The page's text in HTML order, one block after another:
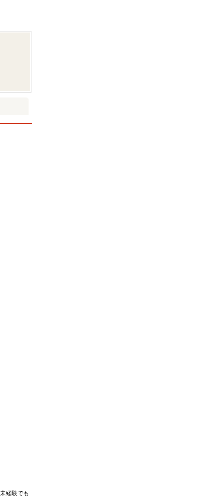
経験でも